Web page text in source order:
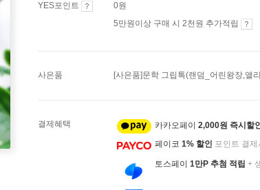
YES포인트
0원
5만원이상 구매 시 2천원 추가적립
사은품 [사은품]문학 그립톡(랜덤_어린왕장,앨
결제혜택 카카오페이 2,000원 즉시할
페이코 1% 할인 포인트 결제
토스페이 1만P 추첨 적립 +